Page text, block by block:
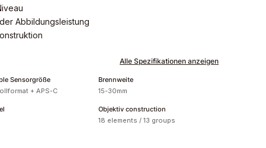
Abbildungsleistung
Alle Spezifikationen anzeigen
Sensorgröße
+ APS-C
Brennweite
15-30mm
Objektiv construction
18 elements / 13 groups